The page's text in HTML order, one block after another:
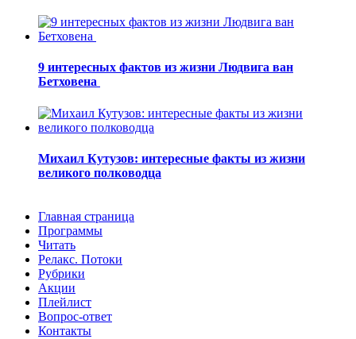
9 интересных фактов из жизни Людвига ван
Бетховена
Михаил Кутузов: интересные факты из жизни
великого полководца
Главная страница
Программы
Читать
Релакс. Потоки
Рубрики
Акции
Плейлист
Вопрос-ответ
Контакты